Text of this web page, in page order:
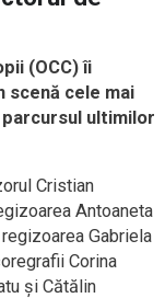
(OCC) îi
scenă cele mai
ultimilor
Cristian
Antoaneta
Gabriela
Corina
și Cătălin